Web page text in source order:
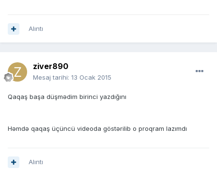
Alıntı
ziver890
Mesaj tarihi: 13 Ocak 2015
Qaqaş başa düşmədim birinci yazdığını
Həmdə qaqaş üçüncü videoda göstərilib o proqram lazımdı
Alıntı